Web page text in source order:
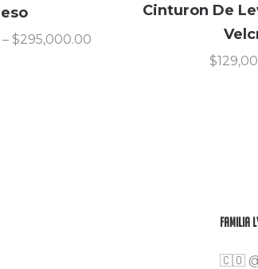
– $295,000.00
Cinturon De
$
Familia
🇨🇴